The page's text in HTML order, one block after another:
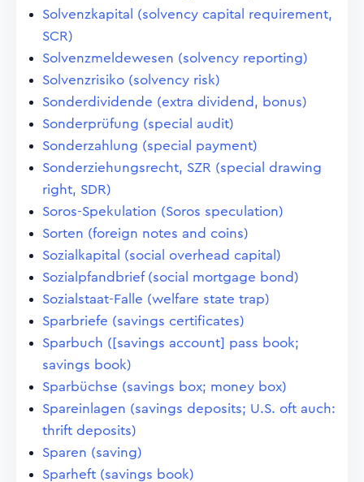
Solvenzkapital (solvency capital requirement,
SCR)
Solvenzmeldewesen (solvency reporting)
Solvenzrisiko (solvency risk)
Sonderdividende (extra dividend, bonus)
Sonderprüfung (special audit)
Sonderzahlung (special payment)
Sonderziehungsrecht, SZR (special drawing
right, SDR)
Soros-Spekulation (Soros speculation)
Sorten (foreign notes and coins)
Sozialkapital (social overhead capital)
Sozialpfandbrief (social mortgage bond)
Sozialstaat-Falle (welfare state trap)
Sparbriefe (savings certificates)
Sparbuch ([savings account] pass book;
savings book)
Sparbüchse (savings box; money box)
Spareinlagen (savings deposits; U.S. oft auch:
thrift deposits)
Sparen (saving)
Sparheft (savings book)